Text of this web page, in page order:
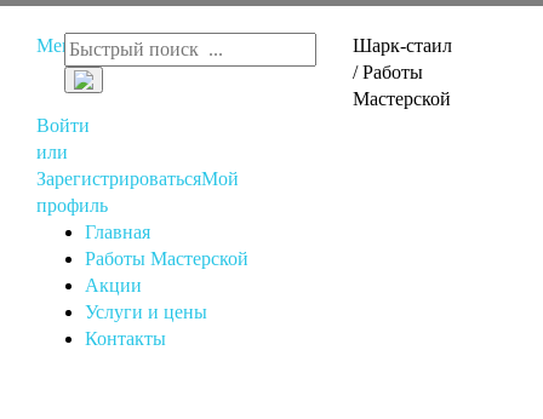
Меню
Шарк-стаил
/ Работы
Мастерской
Войти
или
ЗарегистрироватьсяМой
профиль
Главная
Работы Мастерской
Акции
Услуги и цены
Контакты